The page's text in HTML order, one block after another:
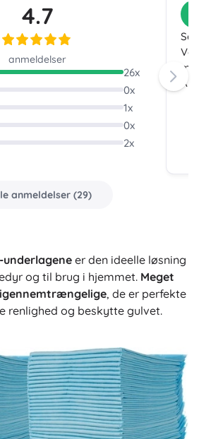
4.7
anmeldelser
26x
0x
1x
0x
2x
anmeldelser(29)
er den ideelle løsning
og til brug i hjemmet. Meget
, de er perfekte
renlighed og beskytte gulvet.